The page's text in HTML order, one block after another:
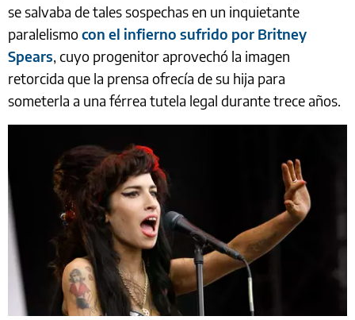
se salvaba de tales sospechas en un inquietante
paralelismocon el infierno sufrido por Britney
Spears, cuyo progenitor aprovechó la imagen
retorcida que la prensa ofrecía de su hija para
someterla a una férrea tutela legal durante trece años.